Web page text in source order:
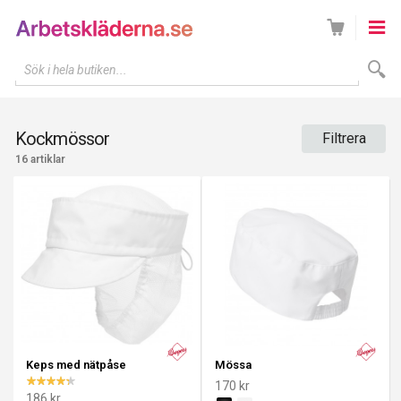
Sök i hela butiken...
Kockmössor Filtrera
16 artiklar
Keps med nätpåse
186 kr
Mössa
170 kr